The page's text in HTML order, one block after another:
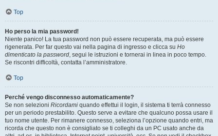
Top
Ho perso la mia password!
Niente panico! La tua password non può essere recuperata, ma può essere
rigenerata. Per far questo vai nella pagina di ingresso e clicca su Ho
dimenticato la password, segui le istruzioni e tornerai in linea in poco tempo.
Se riscontri difficoltà, contatta l’amministratore.
Top
Perché vengo disconnesso automaticamente?
Se non selezioni Ricordami quando effettui il login, il sistema ti terrà connesso
per un periodo prestabilito. Questo serve a evitare che qualcuno possa usare il
tuo nome utente. Per rimanere connesso, seleziona l’opzione quando entri, ma
ricorda che questo non è consigliato se ti colleghi da un PC usato anche da